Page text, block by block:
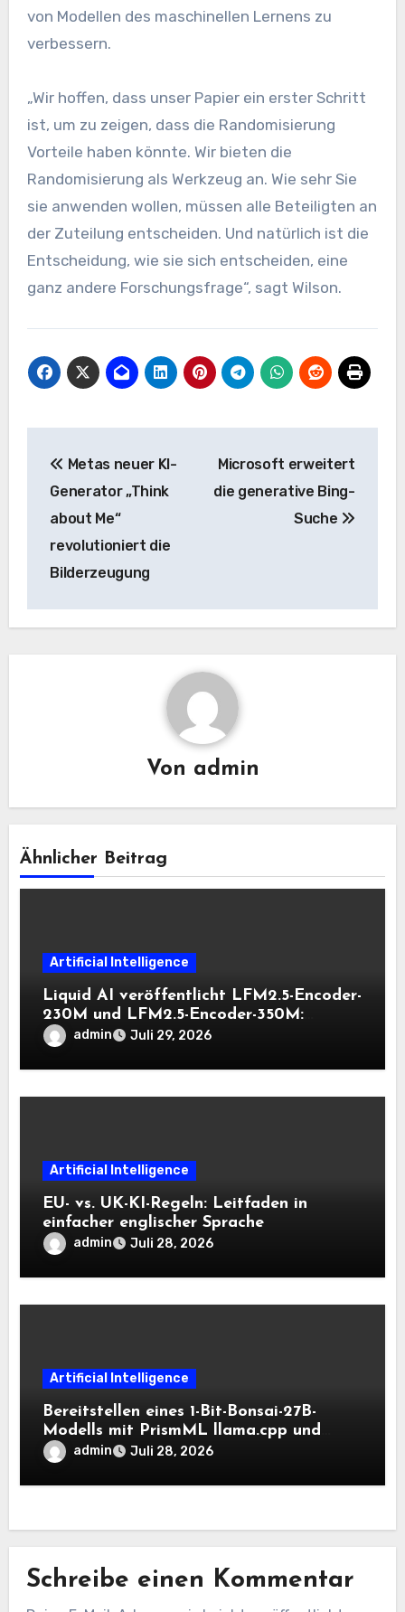
von Modellen des maschinellen Lernens zu
verbessern.
„Wir hoffen, dass unser Papier ein erster Schritt
ist, um zu zeigen, dass die Randomisierung
Vorteile haben könnte. Wir bieten die
Randomisierung als Werkzeug an. Wie sehr Sie
sie anwenden wollen, müssen alle Beteiligten an
der Zuteilung entscheiden. Und natürlich ist die
Entscheidung, wie sie sich entscheiden, eine
ganz andere Forschungsfrage“, sagt Wilson.
Navigation
Metas neuer KI-
Generator „Think
about Me“
revolutioniert die
Bilderzeugung
Microsoft erweitert
die generative Bing-
Suche
Von admin
Ähnlicher Beitrag
Artificial Intelligence
Liquid AI veröffentlicht LFM2.5-Encoder-
230M und LFM2.5-Encoder-350M:
Bidirektionale Encoder, die bei 8K-
Kontext auf der CPU schnell bleiben
admin Juli 29, 2026
Artificial Intelligence
EU- vs. UK-KI-Regeln: Leitfaden in
einfacher englischer Sprache
admin Juli 28, 2026
Artificial Intelligence
Bereitstellen eines 1-Bit-Bonsai-27B-
Modells mit PrismML llama.cpp und
OpenAI-kompatiblen lokalen Inferenz-
Workflows
admin Juli 28, 2026
Schreibe einen Kommentar